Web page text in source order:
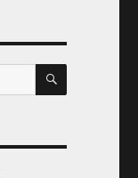
SUCHEN